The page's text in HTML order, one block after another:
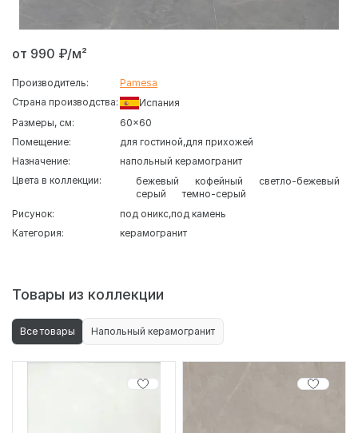
от 990 ₽/м²
Производитель:
Pamesa
Страна производства:
Испания
Размеры, см:
60x60
Помещение:
для гостиной для прихожей
Назначение:
напольный керамогранит
Цвета в коллекции:
бежевый кофейный
светло-бежевый
серый
темно-серый
Рисунок:
под оникс под камень
Категория:
керамогранит
Товары из коллекции
Все товары Напольный керамогранит